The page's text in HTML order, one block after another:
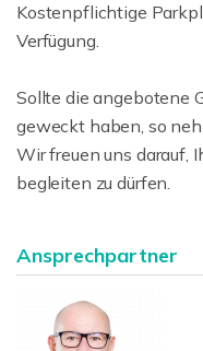
Kostenpflichtige
Verfügung.
Sollte die angebotene
geweckt haben, so
Wir freuen uns darauf,
begleiten zu dürfen.
Ansprechpartner